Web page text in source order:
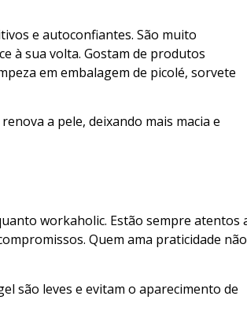
e autoconfiantes. São muito
à sua volta. Gostam de produtos
em embalagem de picolé, sorvete
a pele, deixando mais macia e
workaholic. Estão sempre atentos
Quem ama praticidade não
são leves e evitam o aparecimento de